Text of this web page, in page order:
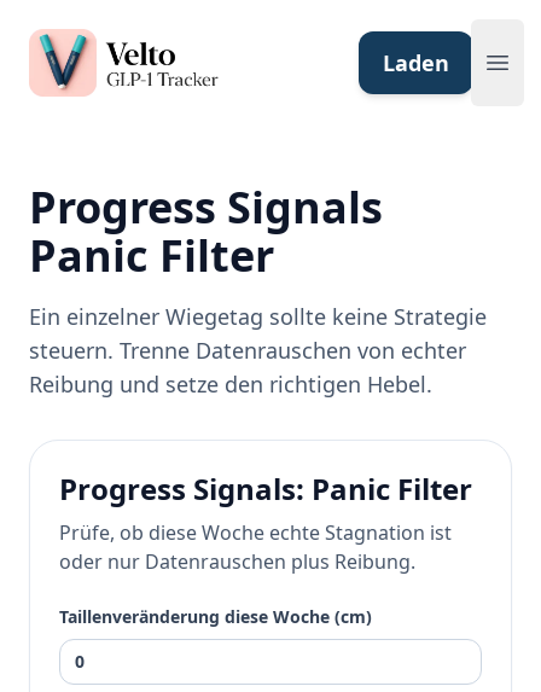
Velto GLP-1 Tracker App
Laden
Progress Signals
Panic Filter
Ein einzelner Wiegetag sollte keine Strategie
steuern. Trenne Datenrauschen von echter
Reibung und setze den richtigen Hebel.
Progress Signals: Panic Filter
Prüfe, ob diese Woche echte Stagnation ist
oder nur Datenrauschen plus Reibung.
Taillenveränderung diese Woche (cm)